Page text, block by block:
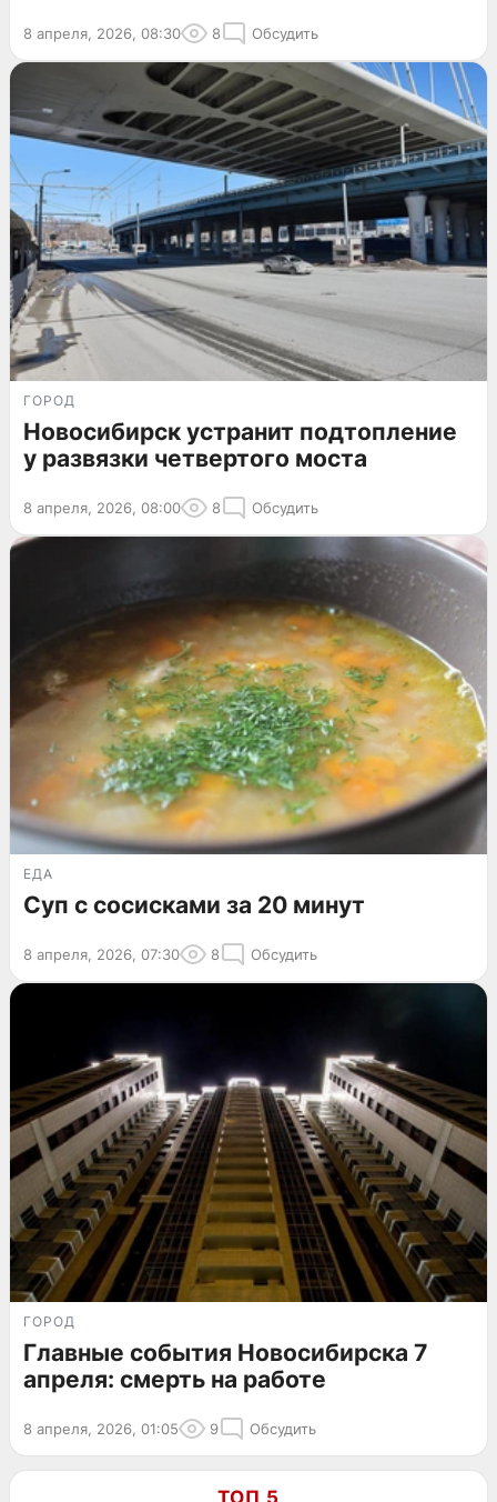
8 апреля, 2026, 08:30 8 Обсудить
ГОРОД
Новосибирск устранит подтопление
у развязки четвертого моста
8 апреля, 2026, 08:00 8 Обсудить
ЕДА
Суп с сосисками за 20 минут
8 апреля, 2026, 07:30 8 Обсудить
ГОРОД
Главные события Новосибирска 7
апреля: смерть на работе
8 апреля, 2026, 01:05 9 Обсудить
ТОП 5